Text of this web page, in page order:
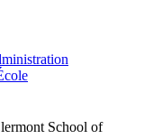
School of